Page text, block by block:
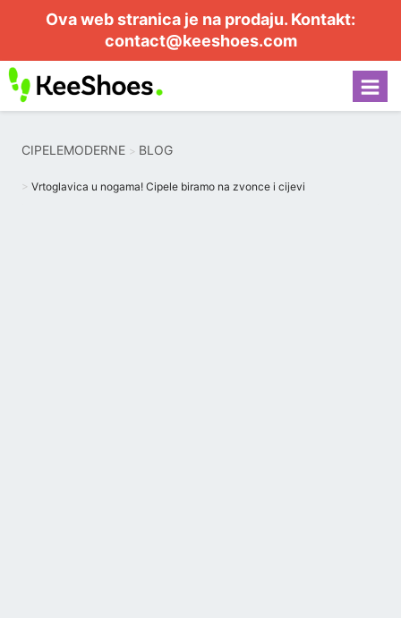
Ova web stranica je na prodaju. Kontakt:
contact@keeshoes.com
CIPELEMODERNE BLOG
Vrtoglavica u nogama! Cipele biramo na zvonce i cijevi